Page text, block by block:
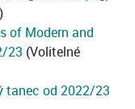
of Modern and
23 (Volitelné
tanec od 2022/23